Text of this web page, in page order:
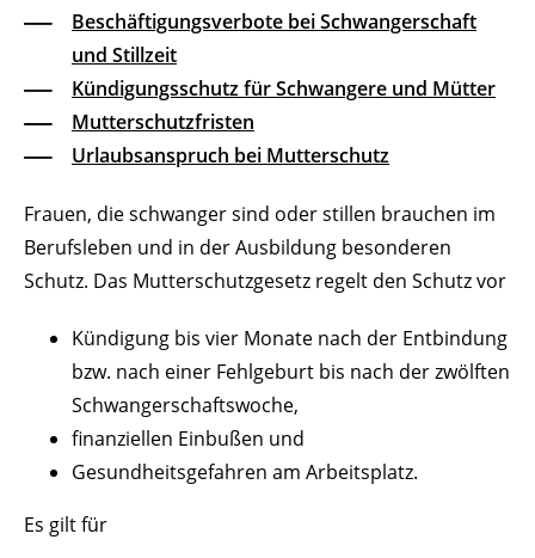
Beschäftigungsverbote bei Schwangerschaft
und Stillzeit
Kündigungsschutz für Schwangere und Mütter
Mutterschutzfristen
Urlaubsanspruch bei Mutterschutz
Frauen, die schwanger sind oder stillen brauchen im
Berufsleben und in der Ausbildung besonderen
Schutz. Das Mutterschutzgesetz regelt den Schutz vor
Kündigung bis vier Monate nach der Entbindung
bzw. nach einer Fehlgeburt bis nach der zwölften
Schwangerschaftswoche,
finanziellen Einbußen und
Gesundheitsgefahren am Arbeitsplatz.
Es gilt für